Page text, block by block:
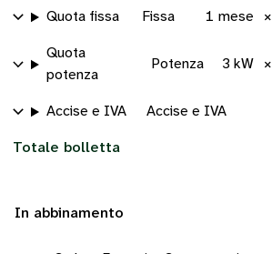
Quota fissa Fissa 1 mese ×
Quota
potenza
Potenza 3 kW ×
Accise e IVA Accise e IVA
Totale bolletta
In abbinamento